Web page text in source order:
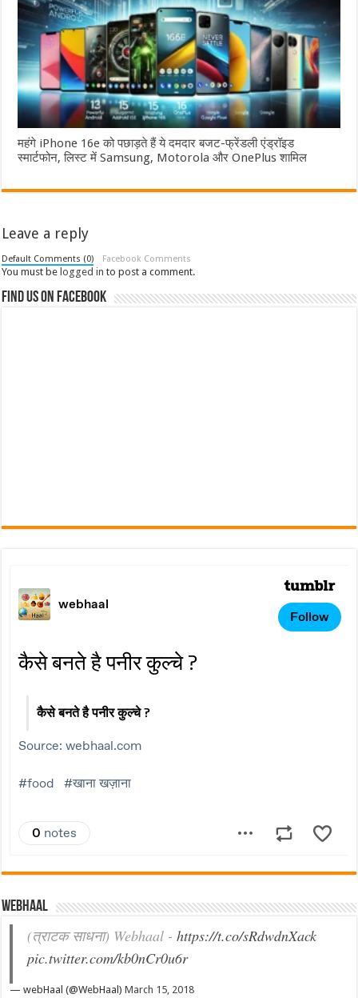
महंगे iPhone 16e को पछाड़ते हैं ये दमदार बजट-फ्रेंडली एंड्रॉइड
स्मार्टफोन, लिस्ट में Samsung, Motorola और OnePlus शामिल
Leave a reply
Default Comments (0) Facebook Comments
You must be logged in to post a comment.
Find us on Facebook
Webhaal
(त्राटक साधना) Webhaal -https://t.co/sRdwdnXack
pic.twitter.com/kb0nCr0u6r
— webHaal (@WebHaal)March 15, 2018